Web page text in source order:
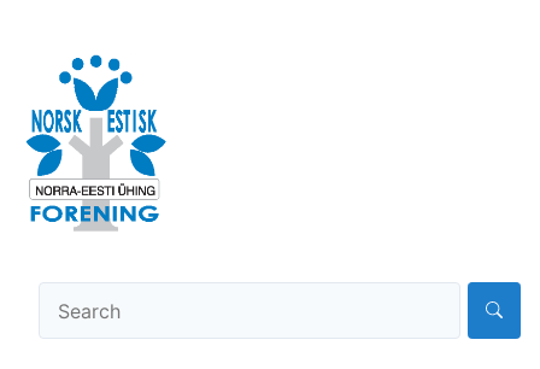
content
Norsk-estisk forening